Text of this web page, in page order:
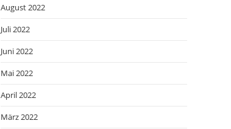
August 2022
Juli 2022
Juni 2022
Mai 2022
April 2022
März 2022